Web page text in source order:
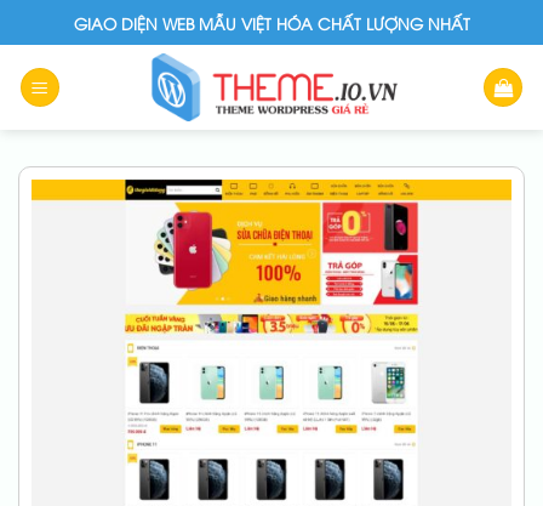
to
content
GIAO DIỆN WEB MẪU VIỆT HÓA CHẤT LƯỢNG NHẤT